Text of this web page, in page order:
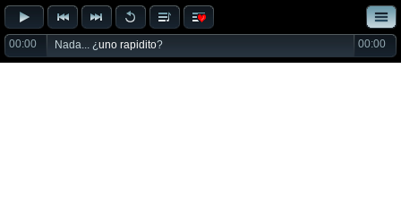
00:00 Nada... ¿uno rapidito? 00:00